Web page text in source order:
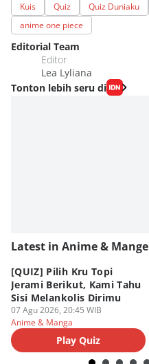
Kuis Quiz Quiz Duniaku
anime one piece
Editorial Team
Editor
Lea Lyliana
Tonton lebih seru di
Latest in Anime & Mange
[QUIZ] Pilih Kru Topi
Jerami Berikut, Kami Tahu
Sisi Melankolis Dirimu
07 Agu 2026, 20:45 WIB
Anime & Manga
Play Quiz